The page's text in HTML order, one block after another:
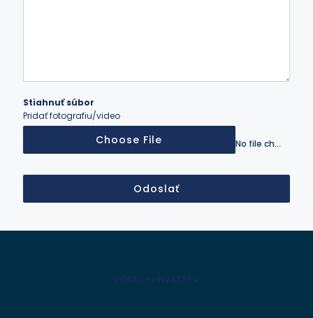
Stiahnuť súbor
Pridať fotografiu/video
Choose File No file chosen
Odoslať
VODIČ - HRVATSKA